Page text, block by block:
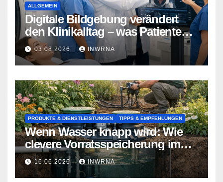
ALLGEMEIN
Digitale Bildgebung verändert
den Klinikalltag – was Patienten
jetzt wissen sollten
03.08.2026 INWRNA
PRODUKTE & DIENSTLEISTUNGEN TIPPS & EMPFEHLUNGEN
Wenn Wasser knapp wird: Wie
clevere Vorratsspeicherung im
Garten zum Lebensretter wird
16.06.2026 INWRNA